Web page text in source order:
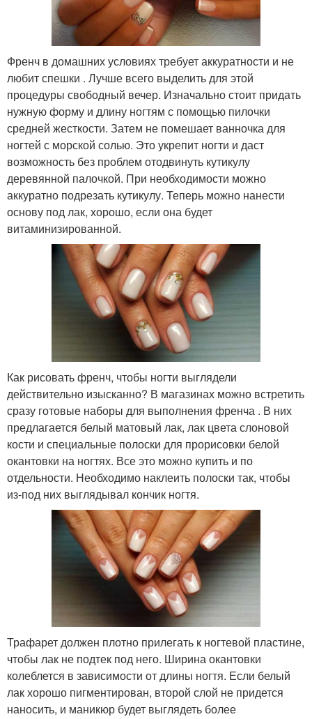
Френч в домашних условиях требует аккуратности и не
любит спешки . Лучше всего выделить для этой
процедуры свободный вечер. Изначально стоит придать
нужную форму и длину ногтям с помощью пилочки
средней жесткости. Затем не помешает ванночка для
ногтей с морской солью. Это укрепит ногти и даст
возможность без проблем отодвинуть кутикулу
деревянной палочкой. При необходимости можно
аккуратно подрезать кутикулу. Теперь можно нанести
основу под лак, хорошо, если она будет
витаминизированной.
Как рисовать френч, чтобы ногти выглядели
действительно изысканно? В магазинах можно встретить
сразу готовые наборы для выполнения френча . В них
предлагается белый матовый лак, лак цвета слоновой
кости и специальные полоски для прорисовки белой
окантовки на ногтях. Все это можно купить и по
отдельности. Необходимо наклеить полоски так, чтобы
из-под них выглядывал кончик ногтя.
Трафарет должен плотно прилегать к ногтевой пластине,
чтобы лак не подтек под него. Ширина окантовки
колеблется в зависимости от длины ногтя. Если белый
лак хорошо пигментирован, второй слой не придется
наносить, и маникюр будет выглядеть более